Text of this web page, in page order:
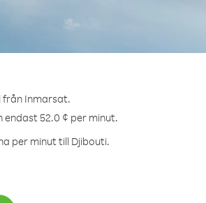
från Inmarsat.
endast 52.0 ¢ per minut.
per minut till Djibouti.